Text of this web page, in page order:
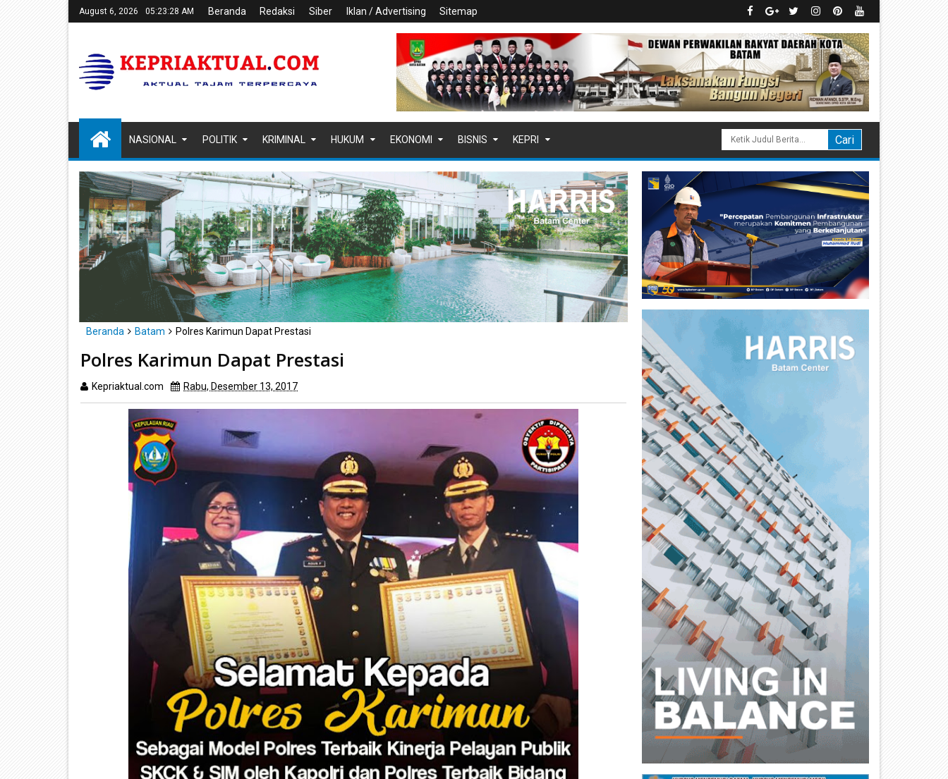
August 6, 2026 05:23:29 AM Beranda Redaksi Siber Iklan / Advertising Sitemap
NASIONAL POLITIK KRIMINAL HUKUM EKONOMI BISNIS KEPRI
Beranda Batam Polres Karimun Dapat Prestasi
Polres Karimun Dapat Prestasi
Kepriaktual.com Rabu, Desember 13, 2017